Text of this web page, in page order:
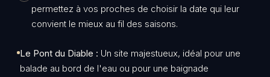
permettez à vos proches de choisir la date qui leur
convient le mieux au fil des saisons.
Le Pont du Diable : Un site majestueux, idéal pour une
balade au bord de l'eau ou pour une baignade